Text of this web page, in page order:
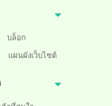
บล็อก
แผนผังเว็บไซต์